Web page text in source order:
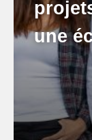
une